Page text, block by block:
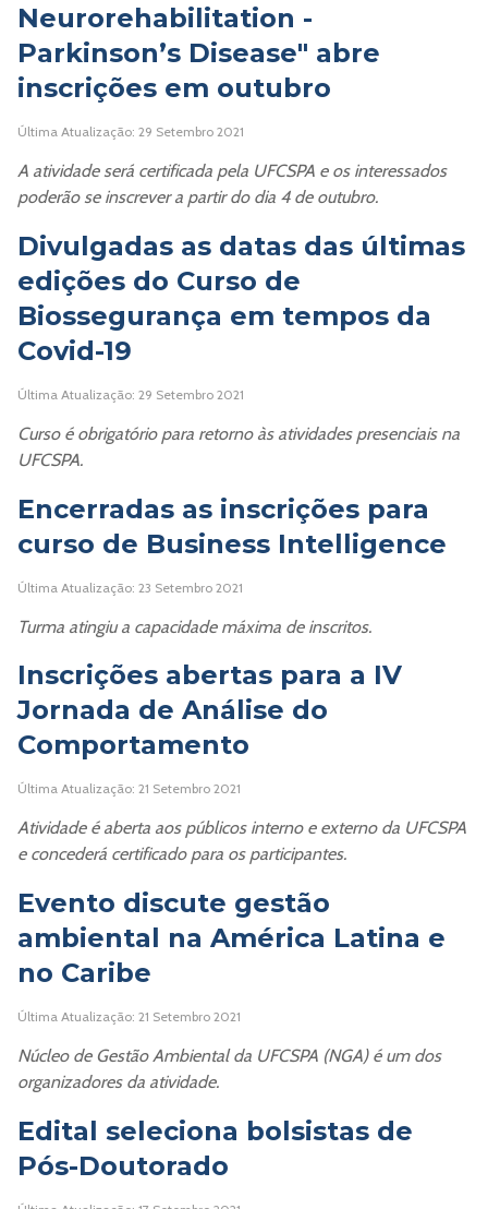
Neurorehabilitation -
Parkinson’s Disease" abre
inscrições em outubro
Última Atualização: 29 Setembro 2021
A atividade será certificada pela UFCSPA e os interessados
poderão se inscrever a partir do dia 4 de outubro.
Divulgadas as datas das últimas
edições do Curso de
Biossegurança em tempos da
Covid-19
Última Atualização: 29 Setembro 2021
Curso é obrigatório para retorno às atividades presenciais na
UFCSPA.
Encerradas as inscrições para
curso de Business Intelligence
Última Atualização: 23 Setembro 2021
Turma atingiu a capacidade máxima de inscritos.
Inscrições abertas para a IV
Jornada de Análise do
Comportamento
Última Atualização: 21 Setembro 2021
Atividade é aberta aos públicos interno e externo da UFCSPA
e concederá certificado para os participantes.
Evento discute gestão
ambiental na América Latina e
no Caribe
Última Atualização: 21 Setembro 2021
Núcleo de Gestão Ambiental da UFCSPA (NGA) é um dos
organizadores da atividade.
Edital seleciona bolsistas de
Pós-Doutorado